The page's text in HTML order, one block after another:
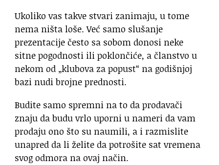
Ukoliko vas takve stvari zanimaju, u tome
nema ništa loše. Već samo slušanje
prezentacije često sa sobom donosi neke
sitne pogodnosti ili poklončiće, a članstvo u
nekom od „klubova za popust“ na godišnjoj
bazi nudi brojne prednosti.
Budite samo spremni na to da prodavači
znaju da budu vrlo uporni u nameri da vam
prodaju ono što su naumili, a i razmislite
unapred da li želite da potrošite sat vremena
svog odmora na ovaj način.